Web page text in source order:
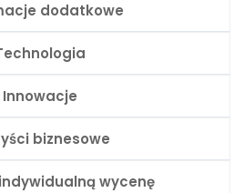
dodatkowe
Innowacje
biznesowe
wycenę